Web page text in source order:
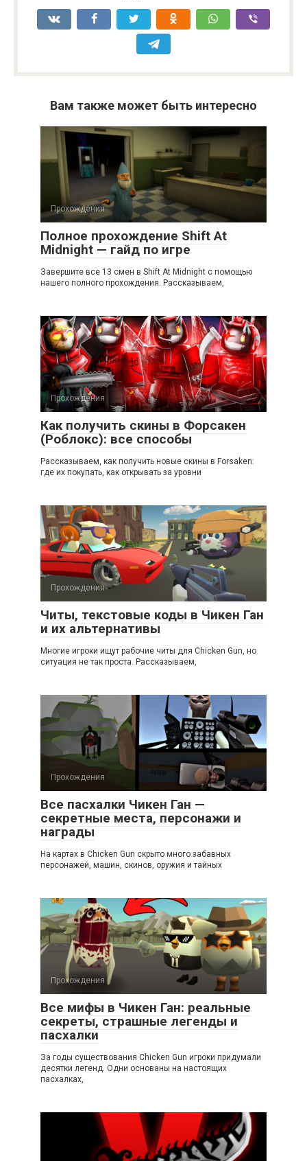
Вам также может быть интересно
Прохождения
Полное прохождение Shift At
Midnight — гайд по игре
Завершите все 13 смен в Shift At Midnight с помощью
нашего полного прохождения. Рассказываем,
Прохождения
Как получить скины в Форсакен
(Роблокс): все способы
Рассказываем, как получить новые скины в Forsaken:
где их покупать, как открывать за уровни
Прохождения
Читы, текстовые коды в Чикен Ган
и их альтернативы
Многие игроки ищут рабочие читы для Chicken Gun, но
ситуация не так проста. Рассказываем,
Прохождения
Все пасхалки Чикен Ган —
секретные места, персонажи и
награды
На картах в Chicken Gun скрыто много забавных
персонажей, машин, скинов, оружия и тайных
Прохождения
Все мифы в Чикен Ган: реальные
секреты, страшные легенды и
пасхалки
За годы существования Chicken Gun игроки придумали
десятки легенд. Одни основаны на настоящих
пасхалках,